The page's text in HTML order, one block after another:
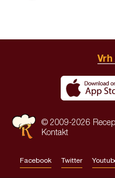
© 2009-2026
Kontakt
Facebook Twitter